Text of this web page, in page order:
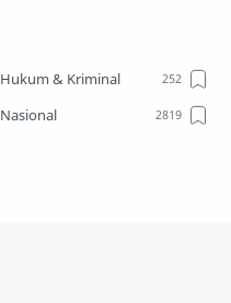
Hukum & Kriminal
Nasional